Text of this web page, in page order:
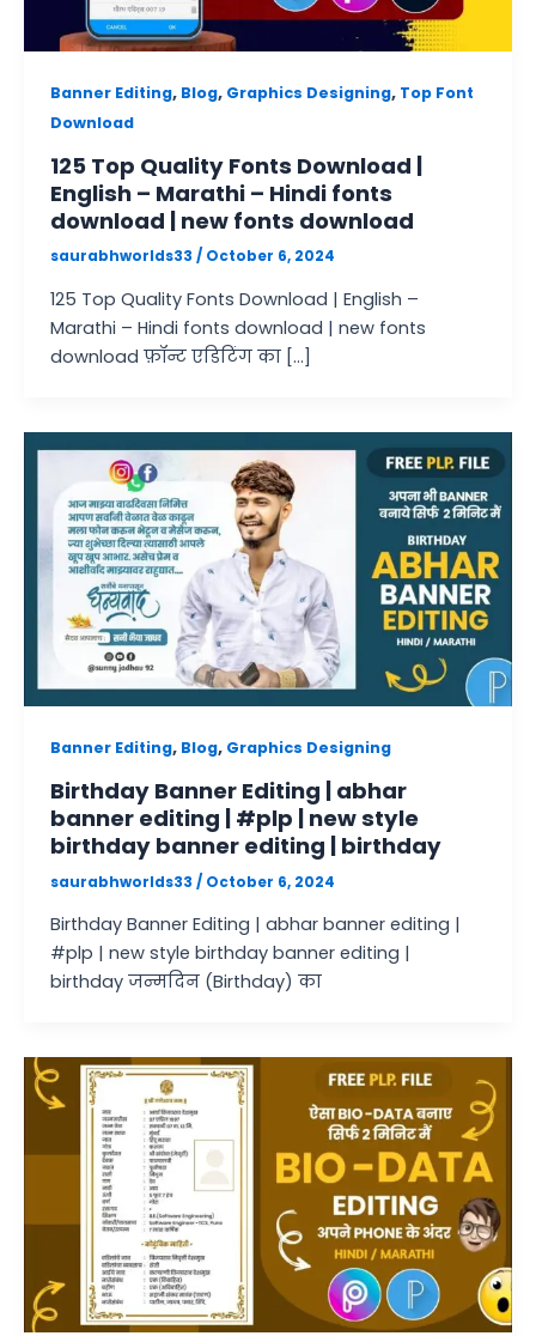
Banner Editing, Blog, Graphics Designing, Top Font
Download
125 Top Quality Fonts Download |
English – Marathi – Hindi fonts
download | new fonts download
saurabhworlds33 / October 6, 2024
125 Top Quality Fonts Download | English –
Marathi – Hindi fonts download | new fonts
download फ़ॉन्ट एडिटिंग का […]
Banner Editing, Blog, Graphics Designing
Birthday Banner Editing | abhar
banner editing | #plp | new style
birthday banner editing | birthday
saurabhworlds33 / October 6, 2024
Birthday Banner Editing | abhar banner editing |
#plp | new style birthday banner editing |
birthday जन्मदिन (Birthday) का